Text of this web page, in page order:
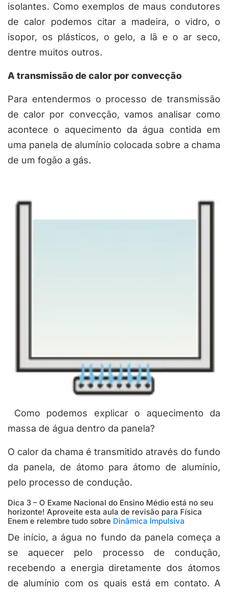
isolantes. Como exemplos de maus condutores
de calor podemos citar a madeira, o vidro, o
isopor, os plásticos, o gelo, a lã e o ar seco,
dentre muitos outros.
A transmissão de calor por convecção
Para entendermos o processo de transmissão
de calor por convecção, vamos analisar como
acontece o aquecimento da água contida em
uma panela de alumínio colocada sobre a chama
de um fogão a gás.
Como podemos explicar o aquecimento da
massa de água dentro da panela?
O calor da chama é transmitido através do fundo
da panela, de átomo para átomo de alumínio,
pelo processo de condução.
Dica 3 – O Exame Nacional do Ensino Médio está no seu
horizonte! Aproveite esta aula de revisão para Física
Enem e relembre tudo sobre Dinâmica Impulsiva
De início, a água no fundo da panela começa a
se aquecer pelo processo de condução,
recebendo a energia diretamente dos átomos
de alumínio com os quais está em contato. A